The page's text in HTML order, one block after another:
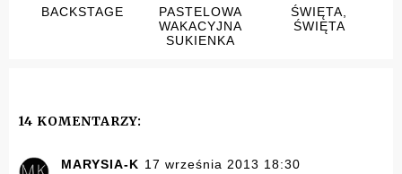
BACKSTAGE
PASTELOWA
WAKACYJNA
SUKIENKA
ŚWIĘTA,
ŚWIĘTA
14 KOMENTARZY:
MARYSIA-K 17 września 2013 18:30